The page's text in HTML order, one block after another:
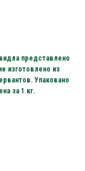
представлено
изготовлено из
Упаковано
за 1 кг.